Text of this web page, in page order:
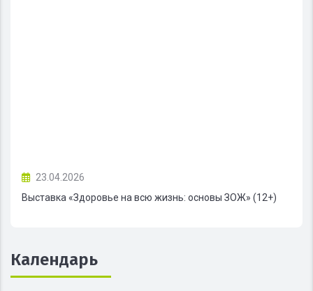
23.04.2026
Выставка «Здоровье на всю жизнь: основы ЗОЖ» (12+)
Календарь